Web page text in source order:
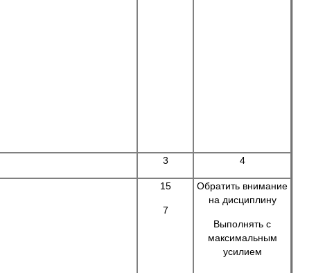
3 4
15
7
Обратить внимание
на дисциплину
Выполнять с
максимальным
усилием